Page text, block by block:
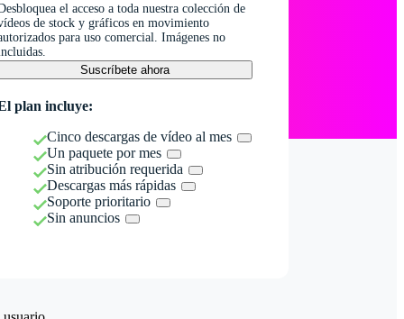
el acceso a toda nuestra colección de
de stock y gráficos en movimiento
para uso comercial. Imágenes no
Suscríbete ahora
plan incluye:
Cinco descargas de vídeo al mes
Un paquete por mes
Sin atribución requerida
Descargas más rápidas
Soporte prioritario
Sin anuncios